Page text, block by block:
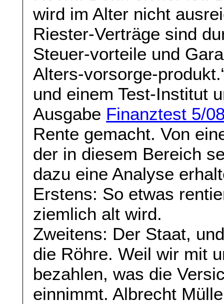
wird im Alter nicht
Riester-Verträge sind
Steuer-vorteile und
Alters-vorsorge-
und einem Test-Institut
Ausgabe Finanztest 5/
Rente gemacht. Von
der in diesem Bereich
dazu eine Analyse
Erstens: So etwas
ziemlich alt wird.
Zweitens: Der Staat,
die Röhre. Weil wir mit
bezahlen, was die
einnimmt. Albrecht